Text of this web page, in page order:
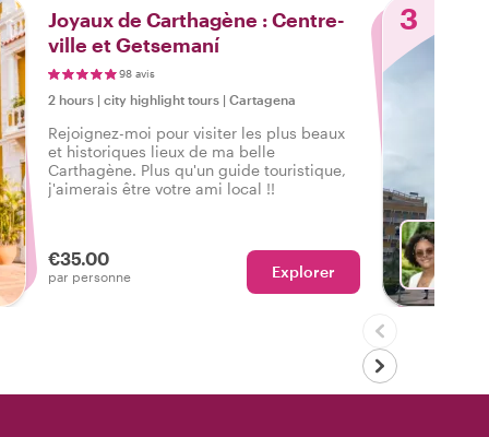
Joyaux de Carthagène : Centre-
ville et Getsemaní
98 avis
2 hours | city highlight tours | Cartagena
Rejoignez-moi pour visiter les plus beaux
et historiques lieux de ma belle
Carthagène. Plus qu'un guide touristique,
j'aimerais être votre ami local !!
€35.00
par personne Explorer
3